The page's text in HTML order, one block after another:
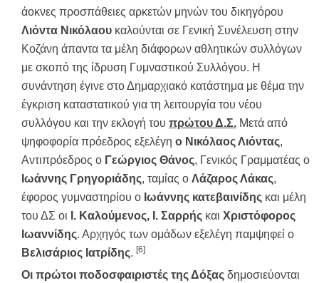
άοκνες προσπάθειες αρκετών μηνών του δικηγόρου
Λιόντα Νικόλαου καλούνται σε Γενική Συνέλευση στην
Κοζάνη άπαντα τα μέλη διάφορων αθλητικών συλλόγων
με σκοπό της ίδρυση Γυμναστικού Συλλόγου. Η
συνάντηση έγινε στο Δημαρχιακό κατάστημα με θέμα την
έγκριση καταστατικού για τη λειτουργία του νέου
συλλόγου και την εκλογή του πρώτου Δ.Σ. Μετά από
ψηφοφορία πρόεδρος εξελέγη ο Νικόλαος Λιόντας,
Αντιπρόεδρος ο Γεώργιος Θάνος, Γενικός Γραμματέας ο
Ιωάννης Γρηγοριάδης, ταμίας ο Λάζαρος Λάκας,
έφορος γυμναστηρίου ο Ιωάννης κατεβαινίδης και μέλη
του ΔΣ οι Ι. Καλούμενος, Ι. Σαρρής και Χριστόφορος
Ιωαννίδης. Αρχηγός των ομάδων εξελέγη παμψηφεί ο
Βελισάριος Ιατρίδης. [6]
Οι πρώτοι ποδοσφαιριστές της Δόξας δημοσιεύονται